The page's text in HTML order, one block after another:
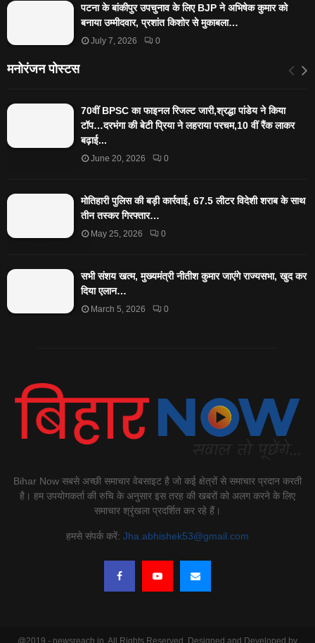
पटना के बांकीपुर उपचुनाव के लिए BJP ने अभिषेक कुमार को
बनाया उम्मीदवार, प्रशांत किशोर से मुकाबला…
July 7, 2026 0
मनोरंजन पोस्टस
70वीं BPSC का फाइनल रिजल्ट जारी,श्रद्धा पांडेय ने किया
टॉप…दरभंगा की बेटी प्रिया ने लहराया परचम,10 वीं रैंक लाकर
बढ़ाई...
June 20, 2026 0
मोतिहारी पुलिस की बड़ी कार्रवाई, 67.5 लीटर विदेशी शराब के साथ
तीन तस्कर गिरफ्तार…
May 25, 2026 0
सभी संशय खत्म, मुख्यमंत्री नीतीश कुमार जाएंगे राज्यसभा, खुद कर
दिया एलान…
March 5, 2026 0
Bihar Now सबसे अच्छी समाचार वेबसाइट है जो कई क्षेत्रों से समाचार प्रदान करती
है। हम उपयोगकर्ता की रुचि के अनुसार इस तरह की खबरों को अलग करने के लिए
समाचार श्रृंखला प्रदर्शित कर रहे हैं।
हमसे संपर्क करें: Jha.abhishek53@gmail.com
@2019 - newsreach.in. All Rights Reserved. Designed and Developed by